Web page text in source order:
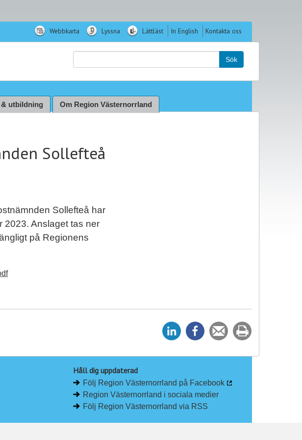
Webbkarta Lyssna Lättläst In English Kontakta oss
Sök
utbildning Om Region Västernorrland
Sollefteå
Sollefteå har
2023. Anslaget tas ner
på Regionens
e
p
å
L
e
p
å
F
Tipsa
en
ut
Håll dig uppdaterad
Följ Region Västernorrland på Facebook
Region Västernorrland i sociala medier
Följ Region Västernorrland via RSS